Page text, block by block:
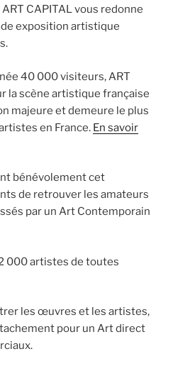
CAPITAL vous redonne
exposition artistique
40 000 visiteurs, ART
la scène artistique française
majeure et demeure le plus
en France. En savoir
bénévolement cet
de retrouver les amateurs
par un Art Contemporain
000 artistes de toutes
les œuvres et les artistes,
pour un Art direct